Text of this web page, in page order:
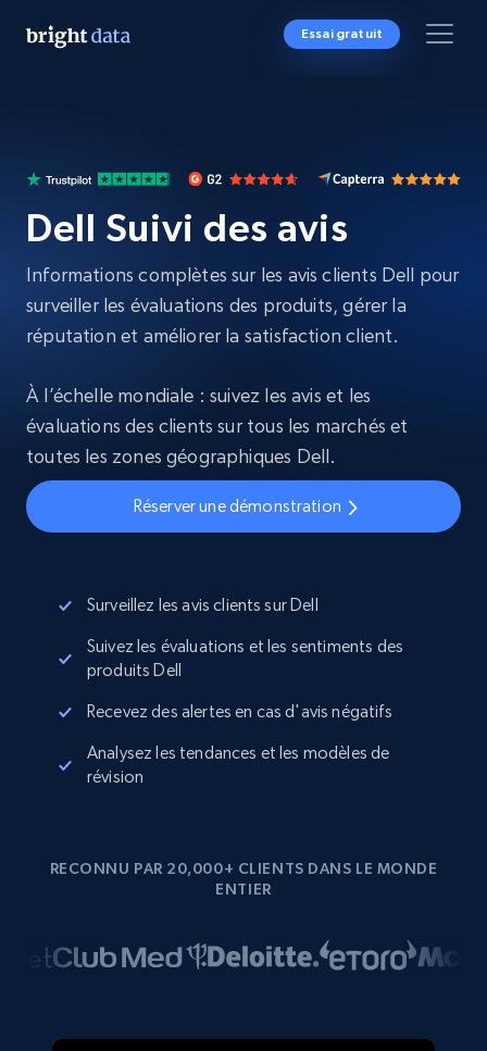
Essai gratuit
Dell Suivi des avis
Informations complètes sur les avis clients Dell pour
surveiller les évaluations des produits, gérer la
réputation et améliorer la satisfaction client.
À l’échelle mondiale : suivez les avis et les
évaluations des clients sur tous les marchés et
toutes les zones géographiques Dell.
Réserver une démonstration
Surveillez les avis clients sur Dell
Suivez les évaluations et les sentiments des
produits Dell
Recevez des alertes en cas d'avis négatifs
Analysez les tendances et les modèles de
révision
RECONNU PAR 20,000+ CLIENTS DANS LE MONDE
ENTIER